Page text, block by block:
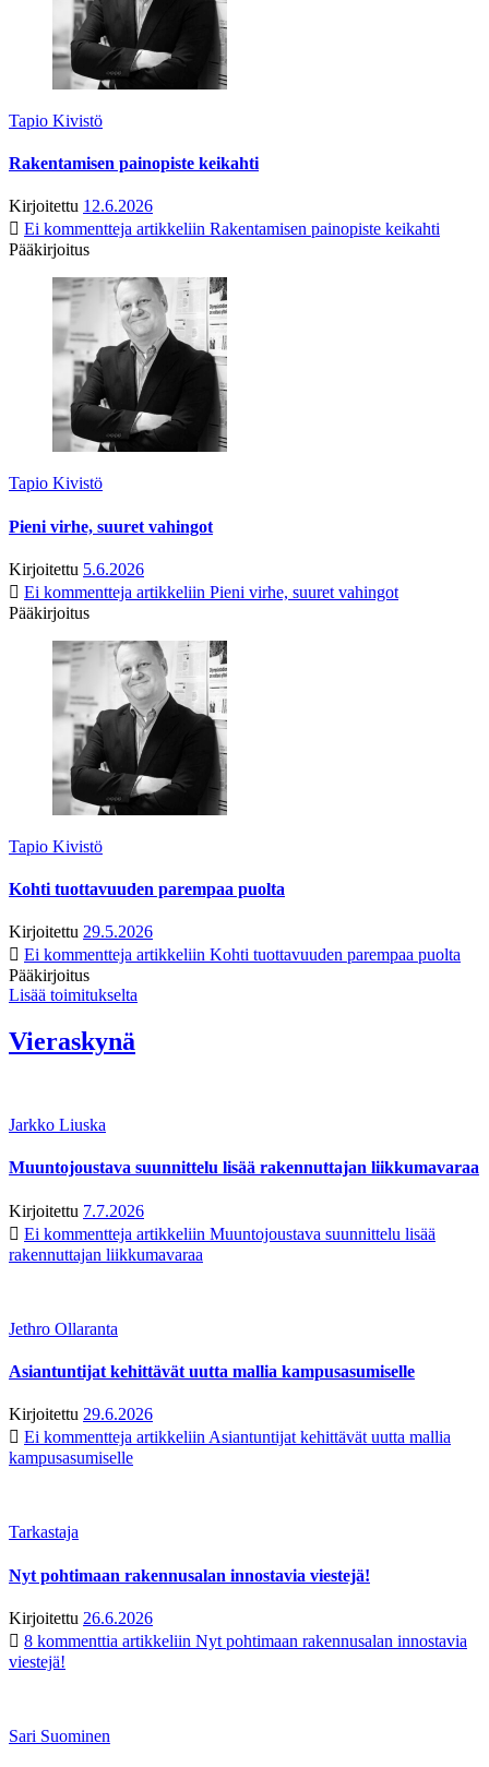
Tapio Kivistö
Rakentamisen painopiste keikahti
Kirjoitettu 12.6.2026
Ei kommentteja artikkeliin Rakentamisen painopiste keikahti
Pääkirjoitus
Tapio Kivistö
Pieni virhe, suuret vahingot
Kirjoitettu 5.6.2026
Ei kommentteja artikkeliin Pieni virhe, suuret vahingot
Pääkirjoitus
Tapio Kivistö
Kohti tuottavuuden parempaa puolta
Kirjoitettu 29.5.2026
Ei kommentteja artikkeliin Kohti tuottavuuden parempaa puolta
Pääkirjoitus
Lisää toimitukselta
Vieraskynä
Jarkko Liuska
Muuntojoustava suunnittelu lisää rakennuttajan liikkumavaraa
Kirjoitettu 7.7.2026
Ei kommentteja artikkeliin Muuntojoustava suunnittelu lisää
rakennuttajan liikkumavaraa
Jethro Ollaranta
Asiantuntijat kehittävät uutta mallia kampusasumiselle
Kirjoitettu 29.6.2026
Ei kommentteja artikkeliin Asiantuntijat kehittävät uutta mallia
kampusasumiselle
Tarkastaja
Nyt pohtimaan rakennusalan innostavia viestejä!
Kirjoitettu 26.6.2026
8 kommenttia artikkeliin Nyt pohtimaan rakennusalan innostavia
viestejä!
Sari Suominen